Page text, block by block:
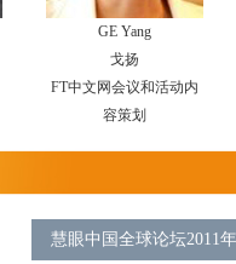
GE Yang
戈扬
FT中文网会议和活动内
容策划
慧眼中国全球论坛2011